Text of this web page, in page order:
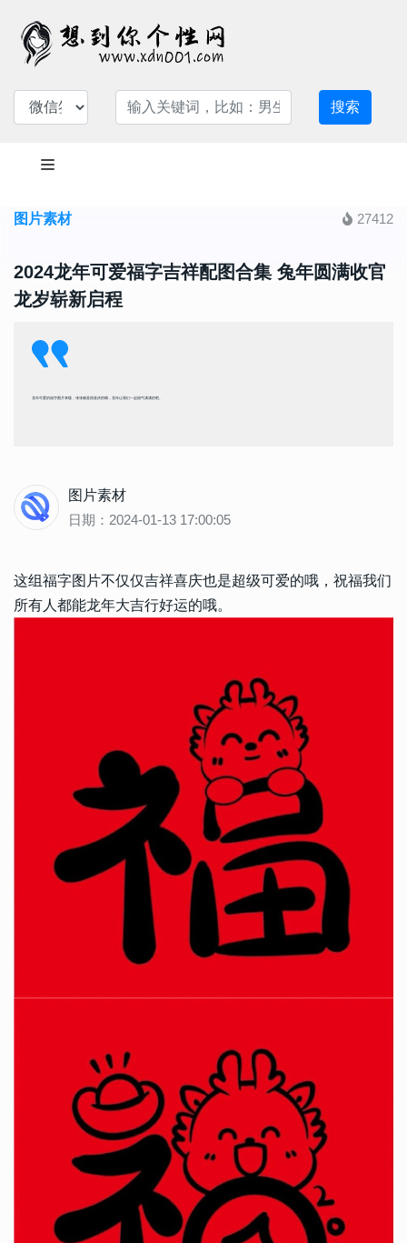
搜索
图片素材 27412
2024龙年可爱福字吉祥配图合集 兔年圆满收官
龙岁崭新启程
龙年可爱的福字图片来喽，张张都是很喜庆的哦，龙年让我们一起福气满满的吧。
图片素材
日期：2024-01-13 17:00:05
这组福字图片不仅仅吉祥喜庆也是超级可爱的哦，祝福我们
所有人都能龙年大吉行好运的哦。